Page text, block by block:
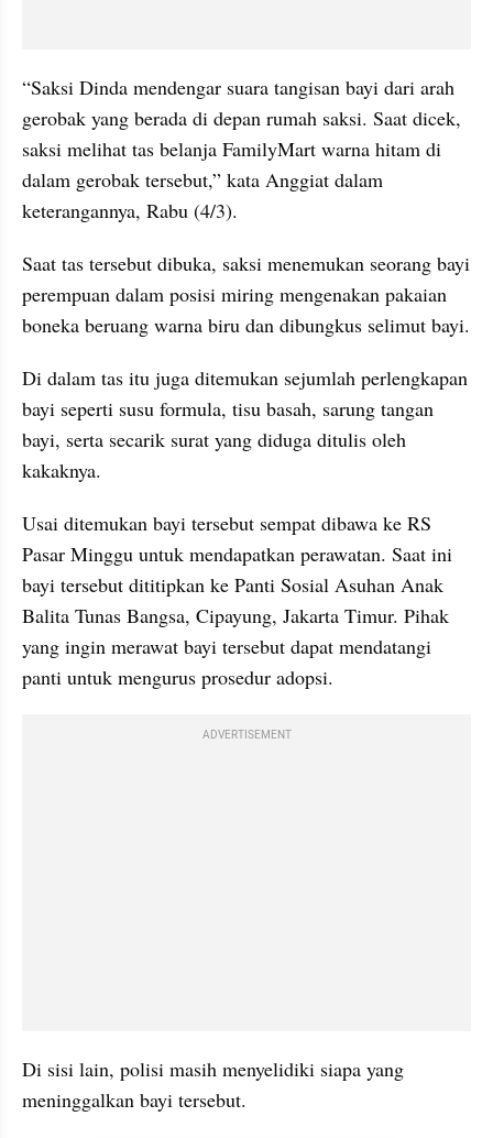
“Saksi Dinda mendengar suara tangisan bayi dari arah
gerobak yang berada di depan rumah saksi. Saat dicek,
saksi melihat tas belanja FamilyMart warna hitam di
dalam gerobak tersebut,” kata Anggiat dalam
keterangannya, Rabu (4/3).
Saat tas tersebut dibuka, saksi menemukan seorang bayi
perempuan dalam posisi miring mengenakan pakaian
boneka beruang warna biru dan dibungkus selimut bayi.
Di dalam tas itu juga ditemukan sejumlah perlengkapan
bayi seperti susu formula, tisu basah, sarung tangan
bayi, serta secarik surat yang diduga ditulis oleh
kakaknya.
Usai ditemukan bayi tersebut sempat dibawa ke RS
Pasar Minggu untuk mendapatkan perawatan. Saat ini
bayi tersebut dititipkan ke Panti Sosial Asuhan Anak
Balita Tunas Bangsa, Cipayung, Jakarta Timur. Pihak
yang ingin merawat bayi tersebut dapat mendatangi
panti untuk mengurus prosedur adopsi.
ADVERTISEMENT
Di sisi lain, polisi masih menyelidiki siapa yang
meninggalkan bayi tersebut.